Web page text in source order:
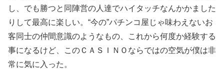
し、でも勝つと同陣営の人達でハイタッチなんかかました
りして最高に楽しい。“今の”パチンコ屋じゃ味わえないお
客同士の仲間意識のようなもの、これから何度か経験する
事になるけど、このＣＡＳＩＮＯならではの空気が僕は非
常に気に入った。